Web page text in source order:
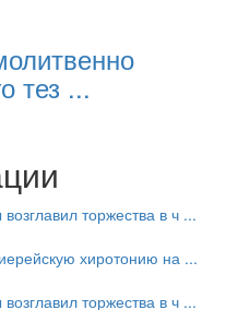
тез ...
торжества в ч ...
хиротонию на ...
торжества в ч ...